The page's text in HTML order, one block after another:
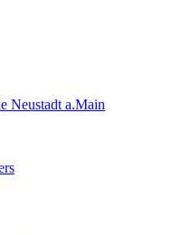
Neustadt a.Main